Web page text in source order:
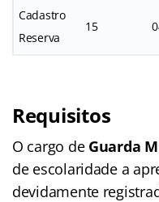
Cadastro
Reserva
15
Requisitos
O cargo de Guarda
de escolaridade a
devidamente